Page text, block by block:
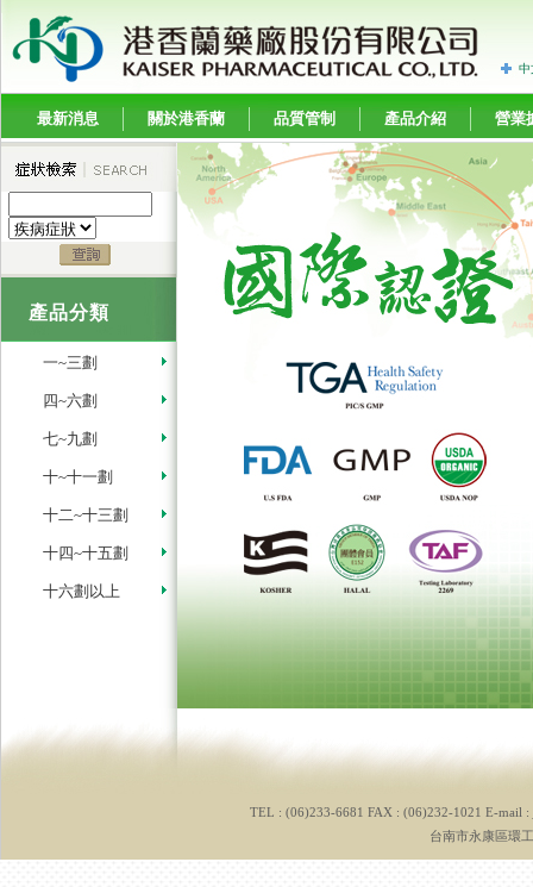
中
最新消息 關於港香蘭 品質管制 產品介紹 營業
產品分類
一~三劃
四~六劃
七~九劃
十~十一劃
十二~十三劃
十四~十五劃
十六劃以上
TEL : (06)233-6681 FAX : (06)232-1021 E-mail :
台南市永康區環